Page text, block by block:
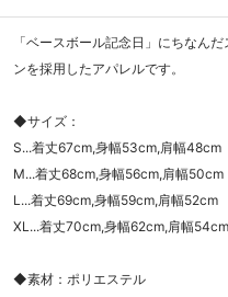
「ベースボール記念日」にちなん
ンを採用したアパレルです。
◆サイズ：
S...着丈67cm,身幅53cm,肩幅48cm
M...着丈68cm,身幅56cm,肩幅50cm
L...着丈69cm,身幅59cm,肩幅52cm
XL...着丈70cm,身幅62cm,肩幅54cm
◆素材：ポリエステル